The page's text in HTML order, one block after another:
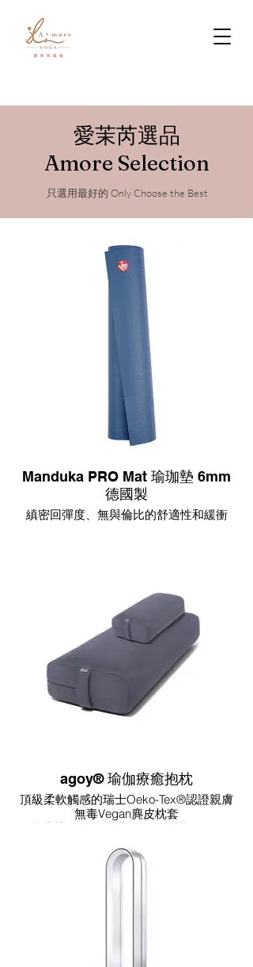
愛茉芮選品
Amore Selection
只選用最好的 Only Choose the Best
Manduka PRO Mat 瑜珈墊 6mm
德國製
縝密回彈度、無與倫比的舒適性和緩衝
零浪費，可持續使用的瑜珈墊，抗磨損與
超長使用年限。
通過嚴格的國際環保紡品認證權威(Oeko-
Tex)-瑞士紡織檢定認證。
100%不含乳膠，對於乳膠過敏者可安心使
用。
agoy® 瑜伽療癒抱枕
頂級柔軟觸感的瑞士Oeko-Tex®認證親膚
無毒Vegan麂皮枕套
膝蓋墊 給你的膝蓋最好的保護及緩衝